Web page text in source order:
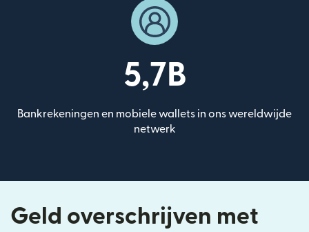
5,7B
Bankrekeningen en mobiele wallets in ons wereldwijde
netwerk
Geld overschrijven met